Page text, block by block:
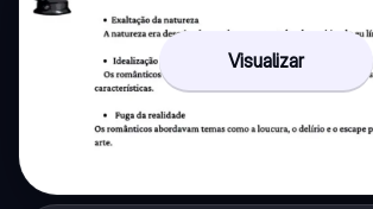
Visualizar